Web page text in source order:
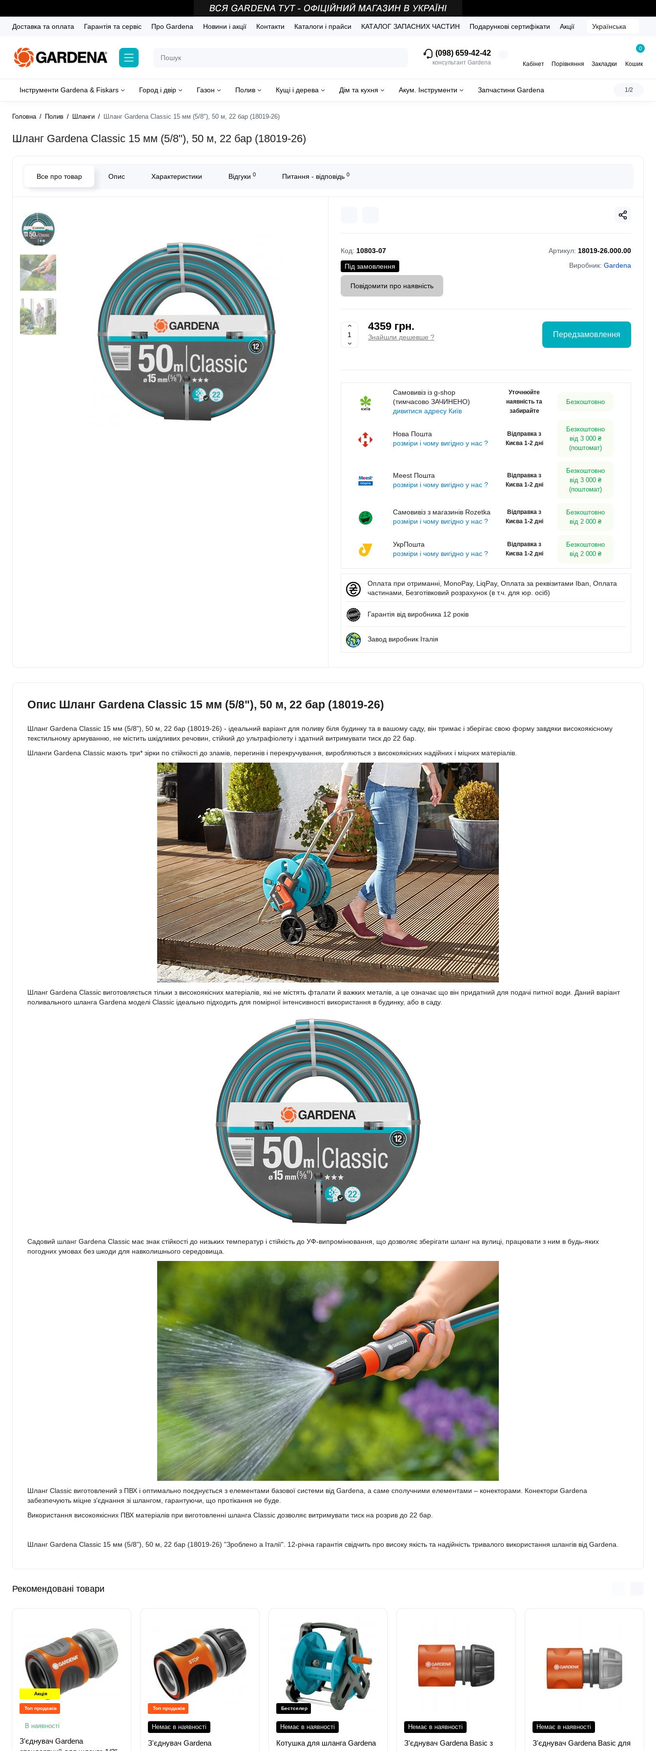
Доставка та оплата Гарантія та сервіс Про Gardena Новини і акції Контакти Каталоги і прайси КАТАЛОГ ЗАПАСНИХ ЧАСТИН Подарункові сертифікати Акції Українська
(098) 659-42-42
консультант Gardena Кабінет Порівняння Закладки
0
Кошик
Інструменти Gardena & Fiskars Город і двір Газон Полив Кущі і дерева Дім та кухня Акум. Інструменти Запчастини Gardena 1/2
Головна Полив Шланги Шланг Gardena Classic 15 мм (5/8"), 50 м, 22 бар (18019-26)
Шланг Gardena Classic 15 мм (5/8"), 50 м, 22 бар (18019-26)
Все про товар Опис Характеристики Відгуки 0 Питання - відповідь 0
Код: 10803-07 Артикул: 18019-26.000.00
Виробник: Gardena
Під замовлення
Повідомити про наявність
4359 грн.
Знайшли дешевше ? Передзамовлення
Самовивіз із g-shop
(тимчасово ЗАЧИНЕНО)
дивитися адресу Київ
Уточнюйте
наявність та
забирайте
Безкоштовно
Нова Пошта
розміри і чому вигідно у нас ?
Відправка з
Києва 1-2 дні
Безкоштовно
від 3 000 ₴
(поштомат)
Meest Пошта
розміри і чому вигідно у нас ?
Відправка з
Києва 1-2 дні
Безкоштовно
від 3 000 ₴
(поштомат)
Самовивіз з магазинів Rozetka
розміри і чому вигідно у нас ?
Відправка з
Києва 1-2 дні
Безкоштовно
від 2 000 ₴
УкрПошта
розміри і чому вигідно у нас ?
Відправка з
Києва 1-2 дні
Безкоштовно
від 2 000 ₴
Оплата при отриманні, MonoPay, LiqPay, Оплата за реквізитами Iban, Оплата
частинами, Безготівковий розрахунок (в т.ч. для юр. осіб)
Гарантія від виробника 12 років
Завод виробник Італія
Опис Шланг Gardena Classic 15 мм (5/8"), 50 м, 22 бар (18019-26)
Шланг Gardena Classic 15 мм (5/8"), 50 м, 22 бар (18019-26) - ідеальний варіант для поливу біля будинку та в вашому саду, він тримає і зберігає свою форму завдяки високоякісному
текстильному армуванню, не містить шкідливих речовин, стійкий до ультрафіолету і здатний витримувати тиск до 22 бар.
Шланги Gardena Classic мають три* зірки по стійкості до зламів, перегинів і перекручування, виробляються з високоякісних надійних і міцних матеріалів.
Шланг Gardena Classic виготовляється тільки з високоякісних матеріалів, які не містять фталати й важких металів, а це означає що він придатний для подачі питної води. Даний варіант
поливального шланга Gardena моделі Classic ідеально підходить для помірної інтенсивності використання в будинку, або в саду.
Садовий шланг Gardena Classic має знак стійкості до низьких температур і стійкість до УФ-випромінювання, що дозволяє зберігати шланг на вулиці, працювати з ним в будь-яких
погодних умовах без шкоди для навколишнього середовища.
Шланг Classic виготовлений з ПВХ і оптимально поєднується з елементами базової системи від Gardena, а саме сполучними елементами – конекторами. Конектори Gardena
забезпечують міцне з'єднання зі шлангом, гарантуючи, що протікання не буде.
Використання високоякісних ПВХ матеріалів при виготовленні шланга Classic дозволяє витримувати тиск на розрив до 22 бар.
Шланг Gardena Classic 15 мм (5/8"), 50 м, 22 бар (18019-26) "Зроблено а Італії". 12-річна гарантія свідчить про високу якість та надійність тривалого використання шлангів від Gardena.
Рекомендовані товари
Акція
Топ продажів
В наявності
З'єднувач Gardena
Топ продажів
Немає в наявності
З'єднувач Gardena
Бестселер
Немає в наявності
Котушка для шланга Gardena
Немає в наявності
З'єднувач Gardena Basic з
Немає в наявності
З'єднувач Gardena Basic для